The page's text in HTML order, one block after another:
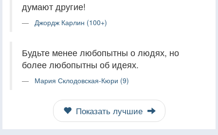
думают другие!
Джордж Карлин (100+)
Будьте менее любопытны о людях, но
более любопытны об идеях.
Мария Склодовская-Кюри (9)
Показать лучшие